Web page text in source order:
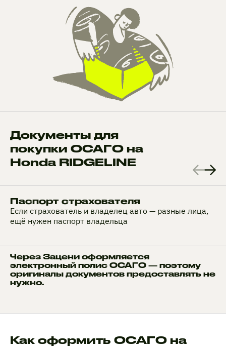
Документы для
покупки ОСАГО на
Honda RIDGELINE
Паспорт страхователя
Если страхователь и владелец авто — разные лица,
ещё нужен паспорт владельца
Через Зацени оформляется
электронный полис ОСАГО — поэтому
оригиналы документов предоставлять не
нужно.
Как оформить ОСАГО на